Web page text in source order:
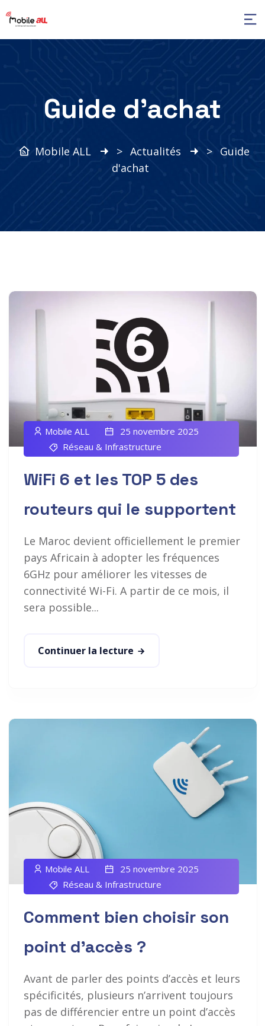
Guide d’achat
Mobile ALL > Actualités > Guide
d'achat
Mobile ALL
25 novembre 2025
Réseau & Infrastructure
WiFi 6 et les TOP 5 des
routeurs qui le supportent
Le Maroc devient officiellement le premier
pays Africain à adopter les fréquences
6GHz pour améliorer les vitesses de
connectivité Wi-Fi. A partir de ce mois, il
sera possible...
Continuer la lecture
Mobile ALL
25 novembre 2025
Réseau & Infrastructure
Comment bien choisir son
point d’accès ?
Avant de parler des points d’accès et leurs
spécificités, plusieurs n’arrivent toujours
pas de différencier entre un point d’accès